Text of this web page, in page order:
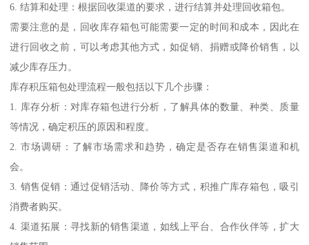
6. 结算和处理：根据回收渠道的要求，进行结算并处理回收箱包。
需要注意的是，回收库存箱包可能需要一定的时间和成本，因此在
进行回收之前，可以考虑其他方式，如促销、捐赠或降价销售，以
减少库存压力。
库存积压箱包处理流程一般包括以下几个步骤：
1. 库存分析：对库存箱包进行分析，了解具体的数量、种类、质量
等情况，确定积压的原因和程度。
2. 市场调研：了解市场需求和趋势，确定是否存在销售渠道和机
会。
3. 销售促销：通过促销活动、降价等方式，积推广库存箱包，吸引
消费者购买。
4. 渠道拓展：寻找新的销售渠道，如线上平台、合作伙伴等，扩大